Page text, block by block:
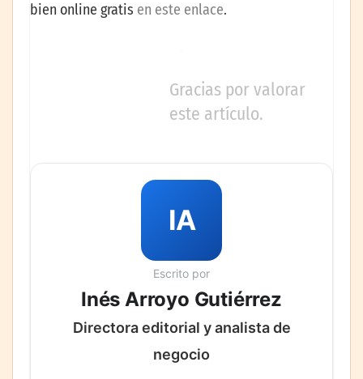
bien online gratis en este enlace.
Gracias por valorar
este artículo.
IA
Escrito por
Inés Arroyo Gutiérrez
Directora editorial y analista de
negocio